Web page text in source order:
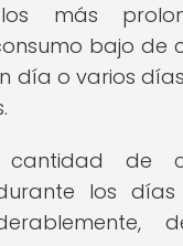
más
bajo de
día o varios
de
los